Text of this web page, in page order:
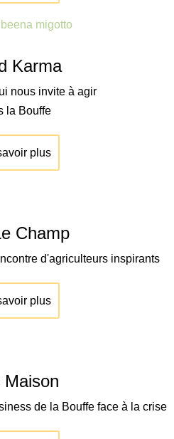
Karma
nous invite à agir
la Bouffe
plus
Champ
d'agriculteurs inspirants
plus
Maison
de la Bouffe face à la crise